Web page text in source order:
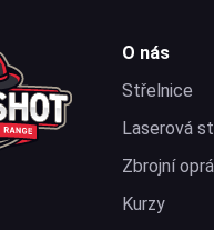
O nás
Střelnice
Laserová
Zbrojní
Kurzy